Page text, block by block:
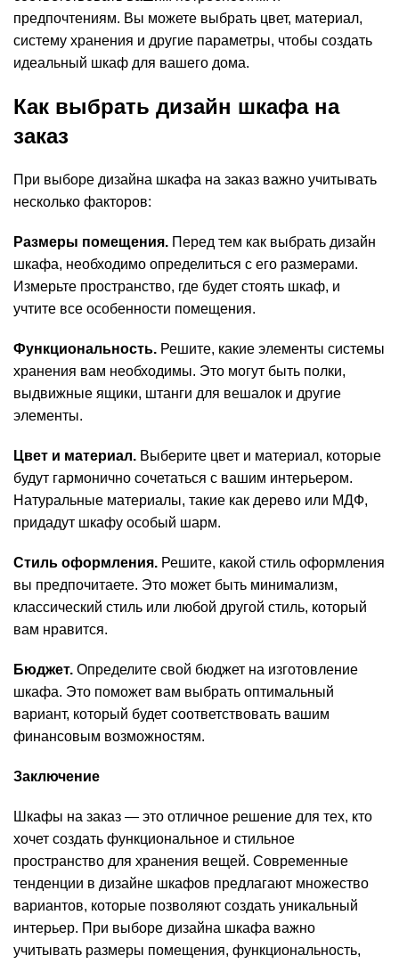
предпочтениям. Вы можете выбрать цвет, материал,
систему хранения и другие параметры, чтобы создать
идеальный шкаф для вашего дома.
Как выбрать дизайн шкафа на
заказ
При выборе дизайна шкафа на заказ важно учитывать
несколько факторов:
Размеры помещения. Перед тем как выбрать дизайн
шкафа, необходимо определиться с его размерами.
Измерьте пространство, где будет стоять шкаф, и
учтите все особенности помещения.
Функциональность. Решите, какие элементы системы
хранения вам необходимы. Это могут быть полки,
выдвижные ящики, штанги для вешалок и другие
элементы.
Цвет и материал. Выберите цвет и материал, которые
будут гармонично сочетаться с вашим интерьером.
Натуральные материалы, такие как дерево или МДФ,
придадут шкафу особый шарм.
Стиль оформления. Решите, какой стиль оформления
вы предпочитаете. Это может быть минимализм,
классический стиль или любой другой стиль, который
вам нравится.
Бюджет. Определите свой бюджет на изготовление
шкафа. Это поможет вам выбрать оптимальный
вариант, который будет соответствовать вашим
финансовым возможностям.
Заключение
Шкафы на заказ — это отличное решение для тех, кто
хочет создать функциональное и стильное
пространство для хранения вещей. Современные
тенденции в дизайне шкафов предлагают множество
вариантов, которые позволяют создать уникальный
интерьер. При выборе дизайна шкафа важно
учитывать размеры помещения, функциональность,